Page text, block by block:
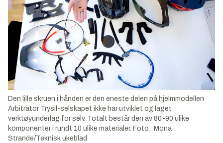
Den lille skruen i hånden er den eneste delen på hjelmmodellen
Arbitrator Trysil-selskapet ikke har utviklet og laget
verktøyunderlag for selv. Totalt består den av 80-90 ulike
komponenter i rundt 10 ulike materialer. Foto: Mona
Strande/Teknisk ukeblad